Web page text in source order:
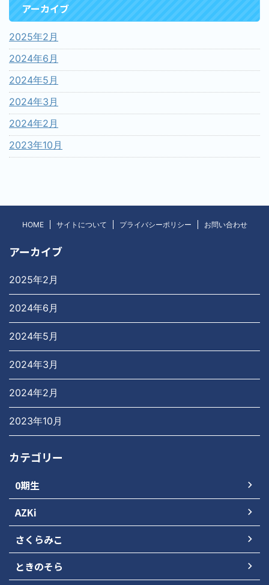
アーカイブ
2025年2月
2024年6月
2024年5月
2024年3月
2024年2月
2023年10月
HOME サイトについて プライバシーポリシー お問い合わせ
アーカイブ
2025年2月
2024年6月
2024年5月
2024年3月
2024年2月
2023年10月
カテゴリー
0期生
AZKi
さくらみこ
ときのそら